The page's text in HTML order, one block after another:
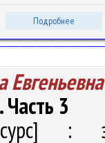
Подробнее
Евгеньевна
3
: